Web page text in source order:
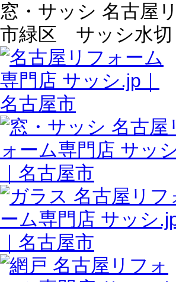
窓・サッシ 名古屋
市緑区 サッシ水切